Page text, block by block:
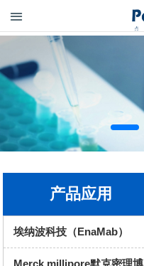
产品应用
埃纳波科技（EnaMab）
PCR酶